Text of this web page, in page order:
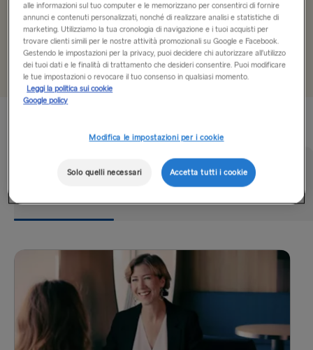
ALL ROUTES
Belfast → Cairnryan
Belfast → Liverpool
Dublin → Holyhead
Fishguard → Rosslare
Gothenburg → Frederikshavn
Gothenburg → Kiel
Harwich → Hook of Holland
Holyhead → Dublin
Seleziona data
alle informazioni sul tuo computer e le memorizzano per consentirci di fornire
annunci e contenuti personalizzati, nonché di realizzare analisi e statistiche di
marketing. Utilizziamo la tua cronologia di navigazione e i tuoi acquisti per
trovare clienti simili per le nostre attività promozionali su Google e Facebook.
Gestendo le impostazioni per la privacy, puoi decidere chi autorizzare all’utilizzo
dei tuoi dati e le finalità di trattamento che desideri consentire. Puoi modificare
le tue impostazioni o revocare il tuo consenso in qualsiasi momento.
Leggi la politica sui cookie
Google policy
Modifica le impostazioni per i cookie
Solo quelli necessari Accetta tutti i cookie